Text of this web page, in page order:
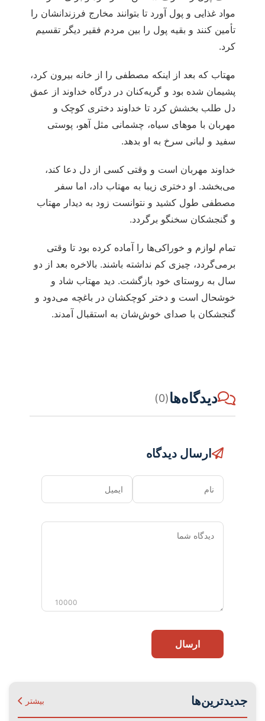
مواد غذایی و پول آورد تا بتوانند مخارج فرزندانشان را
تأمین کنند و بقیه پول را بین مردم فقیر دیگر تقسیم
کرد.
مهتاب که بعد از اینکه مصطفی را از خانه بیرون کرد،
پشیمان شده بود و گریه‌کنان در درگاه خداوند از عمق
دل طلب بخشش کرد تا خداوند دختری کوچک و
مهربان با موهای سیاه، چشمانی مثل آهو، پوستی
سفید و لبانی سرخ به او بدهد.
خداوند مهربان است و وقتی کسی از دل دعا کند،
می‌بخشد. او دختری زیبا به مهتاب داد، اما سفر
مصطفی طول کشید و نتوانست زود به دیدار مهتاب
و گنجشکان سخنگو برگردد.
تمام لوازم و خوراکی‌ها را آماده کرده بود تا وقتی
برمی‌گردد، چیزی کم نداشته باشند. بالاخره بعد از دو
سال به روستای خود بازگشت. دید مهتاب شاد و
خوشحال است و دختر کوچکشان در باغچه می‌دود و
گنجشکان با صدای خوش‌شان به استقبال آمدند.
دیدگاه‌ها(0)
ارسال دیدگاه
نام ایمیل
دیدگاه
10000
ارسال
جدیدترین‌ها بیشتر